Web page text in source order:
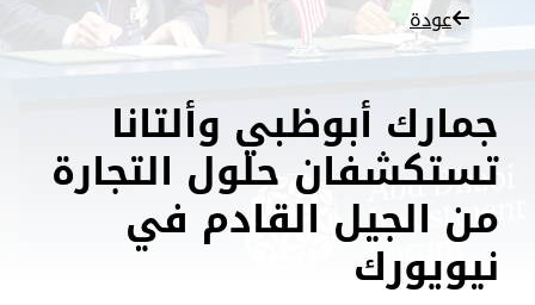
عودة
جمارك أبوظبي وألتانا
تستكشفان حلول التجارة
من الجيل القادم في
نيويورك